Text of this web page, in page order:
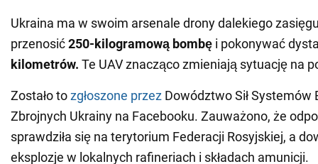
Ukraina ma w swoim arsenale drony dalekiego
przenosić250-kilogramową bombę i pokonywać
kilometrów. Te UAV znacząco zmieniają sytuację na
Zostało tozgłoszone przez Dowództwo Sił Systemów
Zbrojnych Ukrainy na Facebooku. Zauważono, że
sprawdziła się na terytorium Federacji Rosyjskiej, a
eksplozje w lokalnych rafineriach i składach amunicji.